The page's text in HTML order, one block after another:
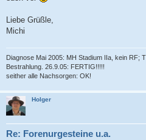
Liebe Grüßle,
Michi
Diagnose Mai 2005: MH Stadium IIa, kein RF;
Bestrahlung. 26.9.05: FERTIG!!!!!
seither alle Nachsorgen: OK!
Holger
Re: Forenurgesteine u.a.